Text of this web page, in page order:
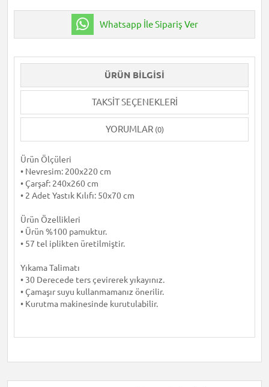
Whatsapp İle Sipariş Ver
ÜRÜN BILGISI
TAKSIT SEÇENEKLERI
YORUMLAR (0)
Ürün Ölçüleri
• Nevresim: 200x220 cm
• Çarşaf: 240x260 cm
• 2 Adet Yastık Kılıfı: 50x70 cm
Ürün Özellikleri
• Ürün %100 pamuktur.
• 57 tel iplikten üretilmiştir.
Yıkama Talimatı
• 30 Derecede ters çevirerek yıkayınız.
• Çamaşır suyu kullanmamanız önerilir.
• Kurutma makinesinde kurutulabilir.